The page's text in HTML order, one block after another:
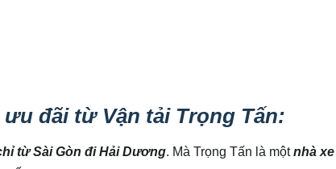
đãi từ Vận tải Trọng Tấn:
từ Sài Gòn đi Hải Dương . Mà Trọng Tấn là mộtnhà